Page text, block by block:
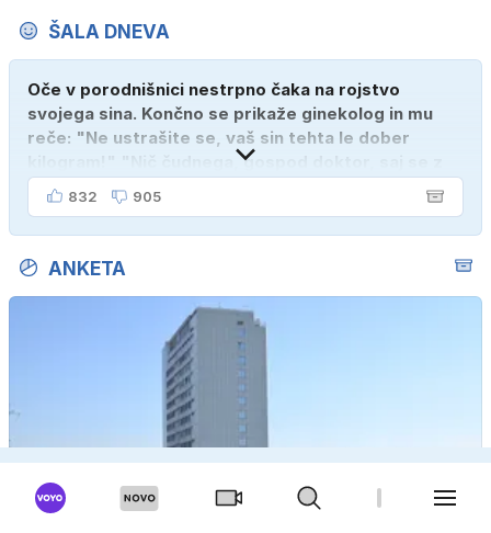
ŠALA DNEVA
Oče v porodnišnici nestrpno čaka na rojstvo
svojega sina. Končno se prikaže ginekolog in mu
reče: "Ne ustrašite se, vaš sin tehta le dober
kilogram!" "Nič čudnega, gospod doktor, saj se z
ženo poznava šele tri mesece."
832 905
ANKETA